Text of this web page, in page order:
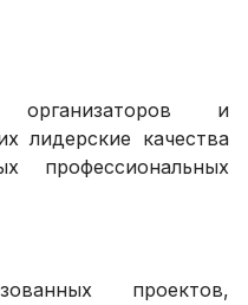
организаторов и
лидерские качества
профессиональных
проектов,